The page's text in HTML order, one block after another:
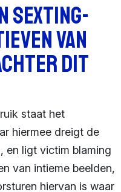
sexting-
van
dit
staat het
hiermee dreigt de
en ligt victim blaming
van intieme beelden,
hiervan is waar